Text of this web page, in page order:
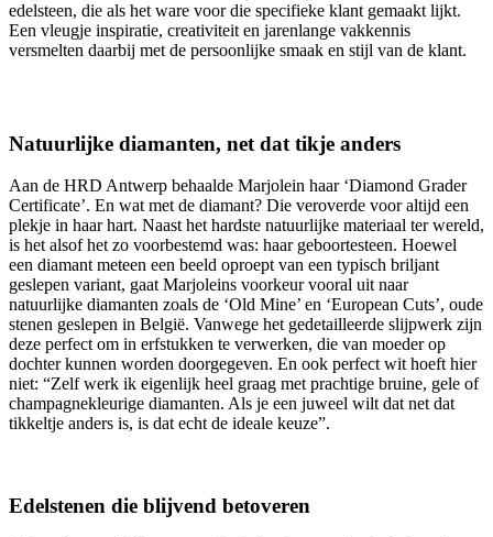
edelsteen, die als het ware voor die specifieke klant gemaakt lijkt.
Een vleugje inspiratie, creativiteit en jarenlange vakkennis
versmelten daarbij met de persoonlijke smaak en stijl van de klant.
Natuurlijke diamanten, net dat tikje anders
Aan de HRD Antwerp behaalde Marjolein haar ‘Diamond Grader
Certificate’. En wat met de diamant? Die veroverde voor altijd een
plekje in haar hart. Naast het hardste natuurlijke materiaal ter wereld,
is het alsof het zo voorbestemd was: haar geboortesteen. Hoewel
een diamant meteen een beeld oproept van een typisch briljant
geslepen variant, gaat Marjoleins voorkeur vooral uit naar
natuurlijke diamanten zoals de ‘Old Mine’ en ‘European Cuts’, oude
stenen geslepen in België. Vanwege het gedetailleerde slijpwerk zijn
deze perfect om in erfstukken te verwerken, die van moeder op
dochter kunnen worden doorgegeven. En ook perfect wit hoeft hier
niet: “Zelf werk ik eigenlijk heel graag met prachtige bruine, gele of
champagnekleurige diamanten. Als je een juweel wilt dat net dat
tikkeltje anders is, is dat echt de ideale keuze”.
Edelstenen die blijvend betoveren